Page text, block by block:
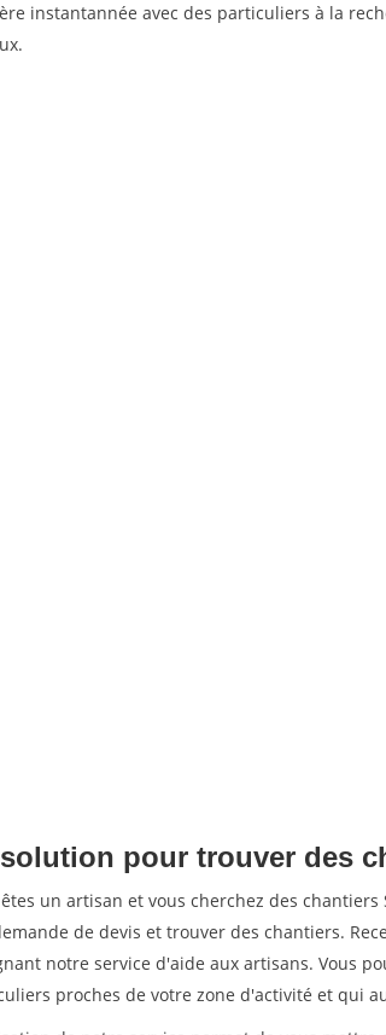
instantannée avec des particuliers à la
pour trouver des
un artisan et vous cherchez des
de devis et trouver des chantiers.
notre service d'aide aux artisans. Vous
proches de votre zone d'activité et qui